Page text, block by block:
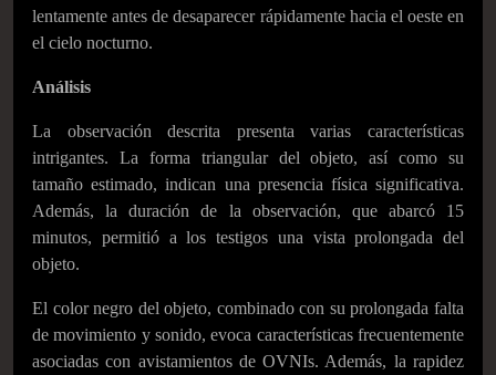
lentamente antes de desaparecer rápidamente hacia el oeste en
el cielo nocturno.
Análisis
La observación descrita presenta varias características
intrigantes. La forma triangular del objeto, así como su
tamaño estimado, indican una presencia física significativa.
Además, la duración de la observación, que abarcó 15
minutos, permitió a los testigos una vista prolongada del
objeto.
El color negro del objeto, combinado con su prolongada falta
de movimiento y sonido, evoca características frecuentemente
asociadas con avistamientos de OVNIs. Además, la rapidez